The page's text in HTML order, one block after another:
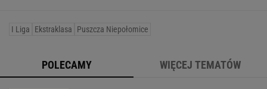
I Liga Ekstraklasa Puszcza Niepołomice
POLECAMY WIĘCEJ TEMATÓW